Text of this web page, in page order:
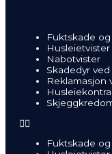
Fuktskade
Husleietvister
Nabotvister
Skadedyr
Reklamasjon
Fuktskade